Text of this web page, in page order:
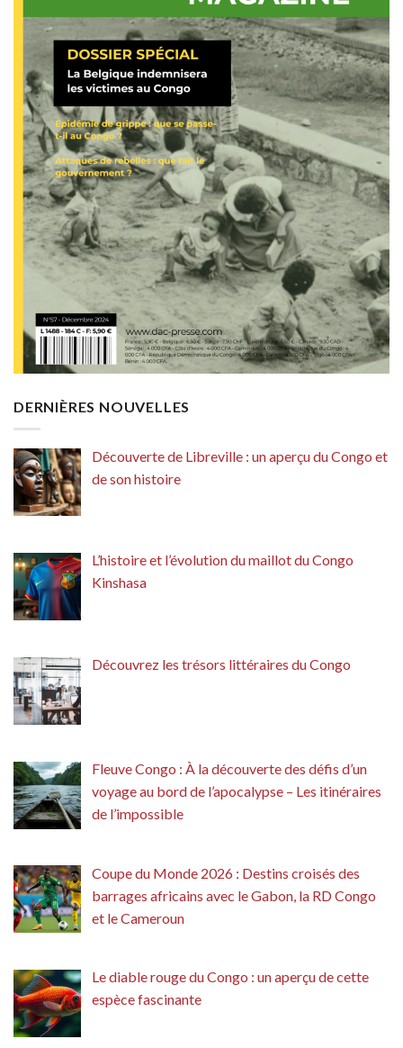
DERNIÈRES NOUVELLES
Découverte de Libreville : un aperçu du Congo et
de son histoire
L’histoire et l’évolution du maillot du Congo
Kinshasa
Découvrez les trésors littéraires du Congo
Fleuve Congo : À la découverte des défis d’un
voyage au bord de l’apocalypse – Les itinéraires
de l’impossible
Coupe du Monde 2026 : Destins croisés des
barrages africains avec le Gabon, la RD Congo
et le Cameroun
Le diable rouge du Congo : un aperçu de cette
espèce fascinante